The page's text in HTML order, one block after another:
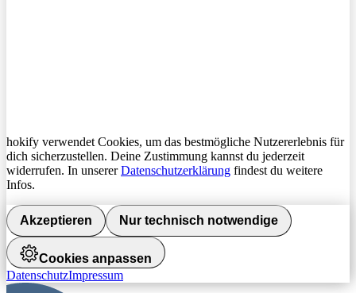
hokify verwendet Cookies, um das bestmögliche Nutzererlebnis für
dich sicherzustellen. Deine Zustimmung kannst du jederzeit
widerrufen. In unsererDatenschutzerklärung findest du weitere
Infos.
Akzeptieren Nur technisch notwendige
Cookies anpassen
DatenschutzImpressum